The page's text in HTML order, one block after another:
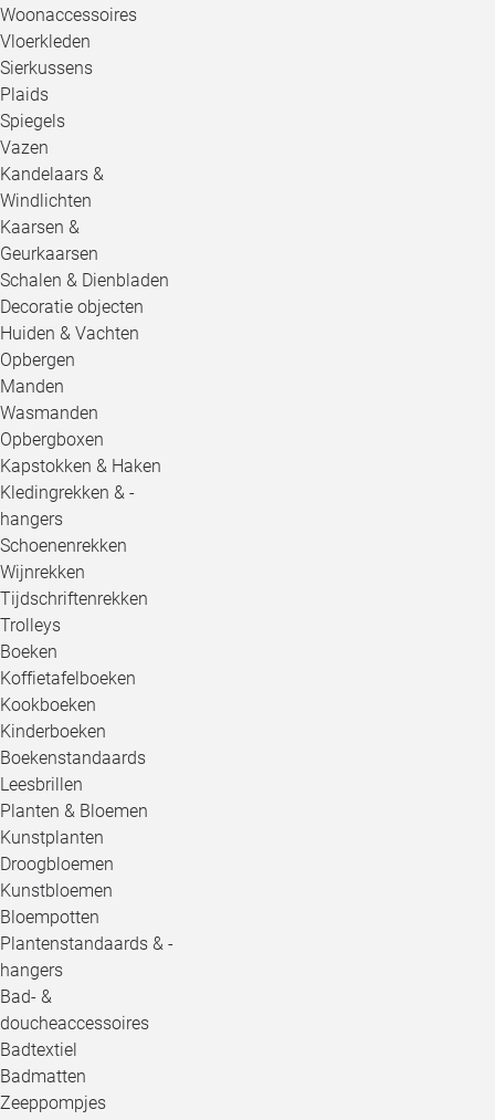
Woonaccessoires
Vloerkleden
Sierkussens
Plaids
Spiegels
Vazen
Kandelaars &
Windlichten
Kaarsen &
Geurkaarsen
Schalen & Dienbladen
Decoratie objecten
Huiden & Vachten
Opbergen
Manden
Wasmanden
Opbergboxen
Kapstokken & Haken
Kledingrekken & -
hangers
Schoenenrekken
Wijnrekken
Tijdschriftenrekken
Trolleys
Boeken
Koffietafelboeken
Kookboeken
Kinderboeken
Boekenstandaards
Leesbrillen
Planten & Bloemen
Kunstplanten
Droogbloemen
Kunstbloemen
Bloempotten
Plantenstandaards & -
hangers
Bad- &
doucheaccessoires
Badtextiel
Badmatten
Zeeppompjes